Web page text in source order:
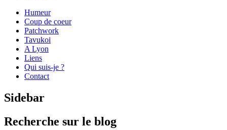
Humeur
Coup de coeur
Patchwork
Tavukoi
A Lyon
Liens
Qui suis-je ?
Contact
Sidebar
Recherche sur le blog